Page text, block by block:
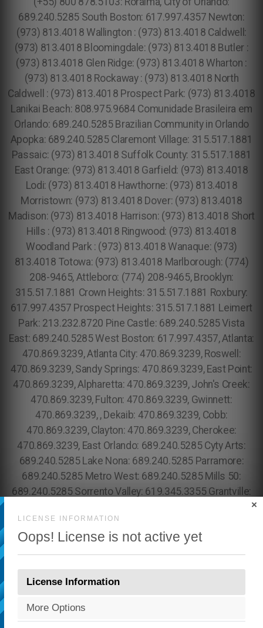
LICENSE INFORMATION
Oops! License is not active yet
×
License Information
More Options